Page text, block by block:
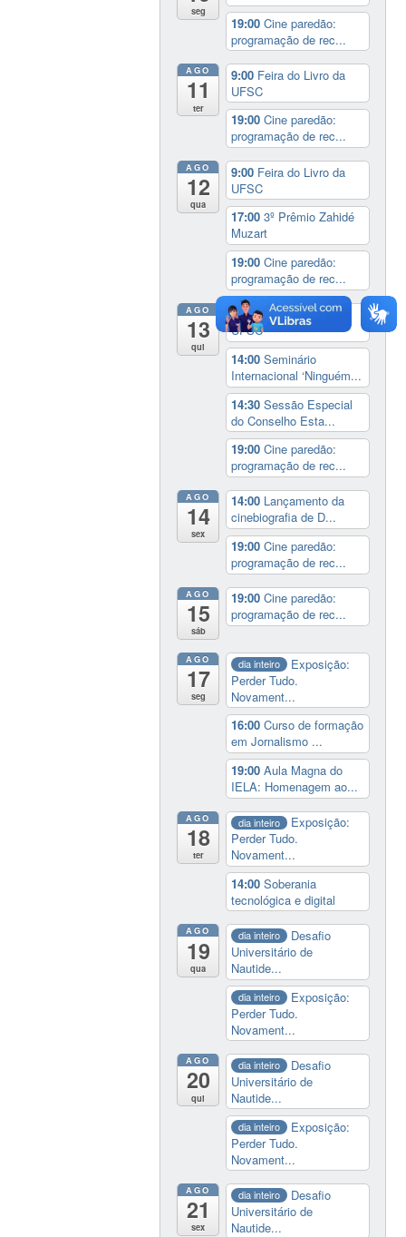
seg
19:00Cine paredão:
programação de rec...
AGO
11
ter
9:00 Feira do Livro da
UFSC
19:00Cine paredão:
programação de rec...
AGO
12
qua
9:00 Feira do Livro da
UFSC
17:003º Prêmio Zahidé
Muzart
19:00Cine paredão:
programação de rec...
AGO
13
qui
9:00Feira do Livro da
UFSC
14:00Seminário
Internacional ‘Ninguém...
14:30Sessão Especial
do Conselho Esta...
19:00Cine paredão:
programação de rec...
AGO
14
sex
14:00 Lançamento da
cinebiografia de D...
19:00Cine paredão:
programação de rec...
AGO
15
sáb
19:00Cine paredão:
programação de rec...
AGO
17
seg
dia inteiro
Exposição:
Perder Tudo.
Novament...
16:00Curso de formação
em Jornalismo ...
19:00Aula Magna do
IELA: Homenagem ao...
AGO
18
ter
dia inteiro
Exposição:
Perder Tudo.
Novament...
14:00Soberania
tecnológica e digital
AGO
19
qua
dia inteiro
Desafio
Universitário de
Nautide...
dia inteiro
Exposição:
Perder Tudo.
Novament...
AGO
20
qui
dia inteiro
Desafio
Universitário de
Nautide...
dia inteiro
Exposição:
Perder Tudo.
Novament...
AGO
21
sex
dia inteiro
Desafio
Universitário de
Nautide...